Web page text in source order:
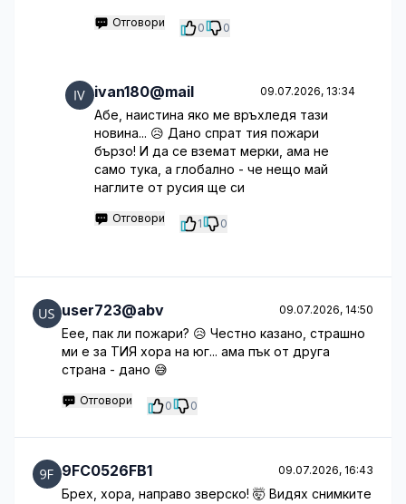
Отговори 0 0
ivan180@mail 09.07.2026, 13:34
Абе, наистина яко ме връхледя тази
новина... 😥 Дано спрат тия пожари
бързо! И да се вземат мерки, ама не
само тука, а глобално - че нещо май
наглите от русия ще си
Отговори 1 0
user723@abv 09.07.2026, 14:50
Еее, пак ли пожари? 😥 Честно казано, страшно
ми е за ТИЯ хора на юг... ама пък от друга
страна - дано 😅
Отговори 0 0
9FC0526FB1 09.07.2026, 16:43
Брех, хора, направо зверско! 🤯 Видях снимките